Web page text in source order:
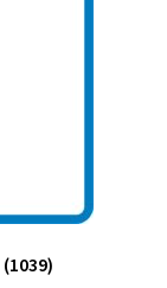
(1039)